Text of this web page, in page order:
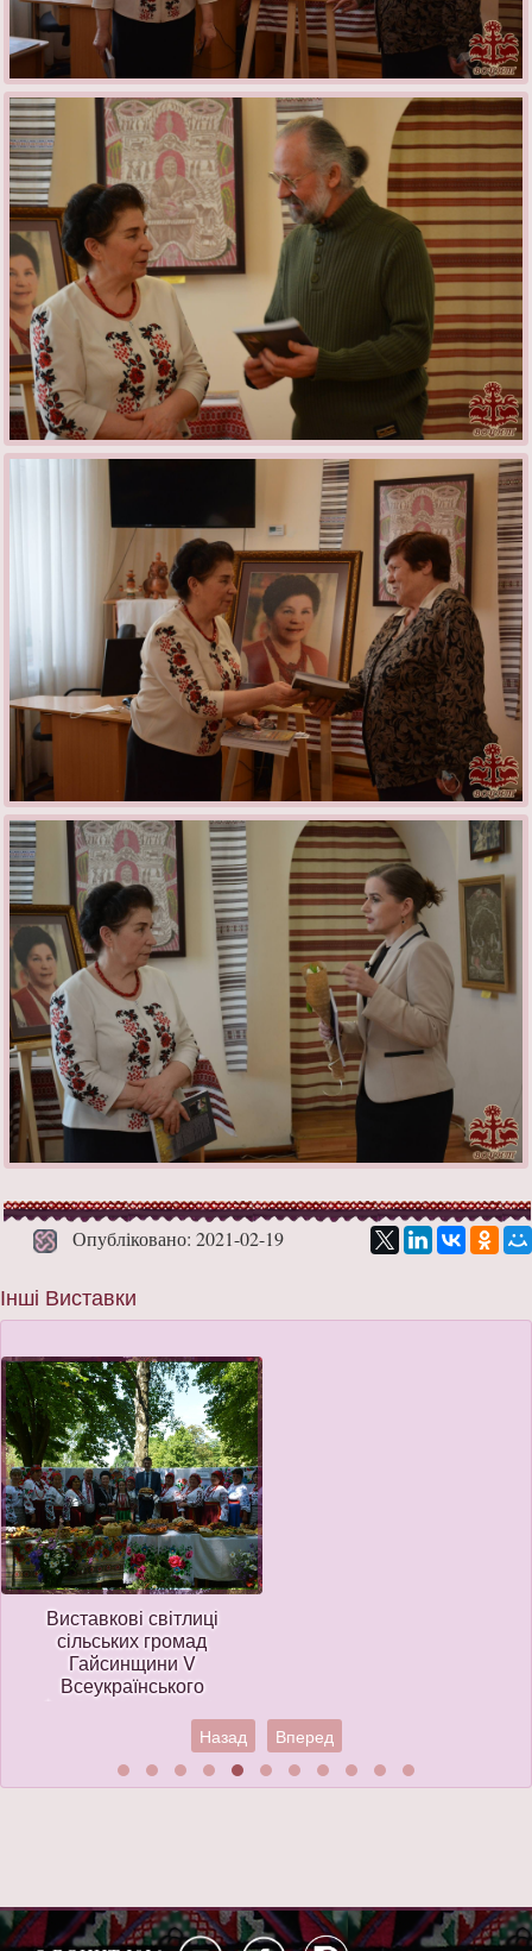
Опубліковано: 2021-02-19
Інші Виставки
Виставкові світлиці
сільських громад
Гайсинщини V
Всеукраїнського
фольклорних колективів
на приз Гната Танцюри
Назад Вперед